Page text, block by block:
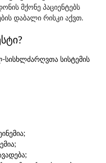
მქონე პაციენტებს
დაბალი რისკი აქვთ.
სისტემის